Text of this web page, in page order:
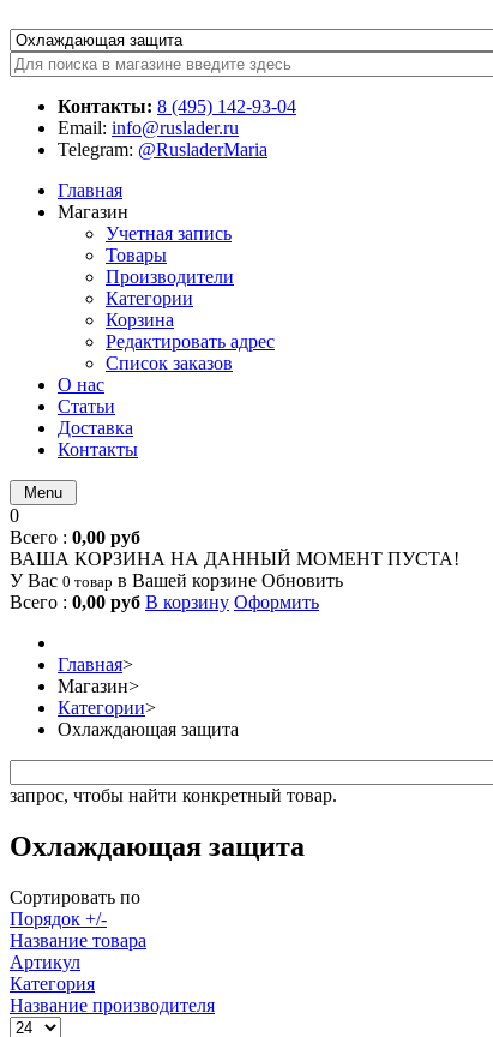
Контакты: 8 (495) 142-93-04
Email: info@ruslader.ru
Telegram: @RusladerMaria
Главная
Магазин
Учетная запись
Товары
Производители
Категории
Корзина
Редактировать адрес
Список заказов
О нас
Статьи
Доставка
Контакты
Menu
0
Всего : 0,00 руб
ВАША КОРЗИНА НА ДАННЫЙ МОМЕНТ ПУСТА!
У Вас 0 товар в Вашей корзине Обновить
Всего : 0,00 руб В корзину Оформить
Главная>
Магазин>
Категории>
Охлаждающая защита
запрос, чтобы найти конкретный товар.
Охлаждающая защита
Сортировать по
Порядок +/-
Название товара
Артикул
Категория
Название производителя